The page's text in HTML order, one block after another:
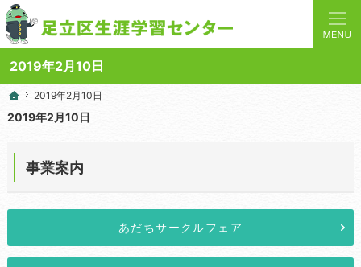
2019年2月10日
人と学びを結ぶターミナルステーション。地域の講座や施設をご案内しています。
足立区生涯学習センターの総合案内サイト
ホーム
2019年2月10日
2019年2月10日
事業案内
あだちサークルフェア
ホーム
2019年2月10日